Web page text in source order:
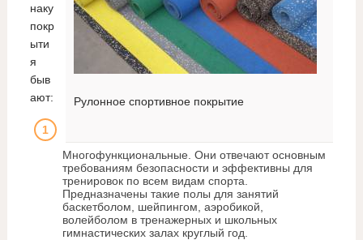
Рулонное спортивное покрытие
наку
покр
ыти
я
быв
ают:
Многофункциональные. Они отвечают основным
требованиям безопасности и эффективны для
тренировок по всем видам спорта.
Предназначены такие полы для занятий
баскетболом, шейпингом, аэробикой,
волейболом в тренажерных и школьных
гимнастических залах круглый год.